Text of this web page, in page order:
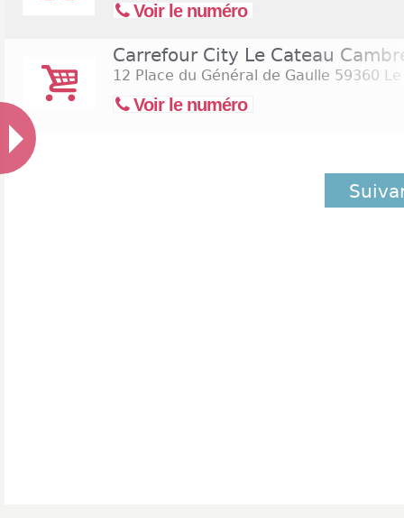
Voir le numéro
Carrefour City Le Cateau
12 Place du Général de Gaulle 59360
Voir le numéro